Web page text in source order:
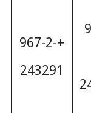
+967-2-
243291